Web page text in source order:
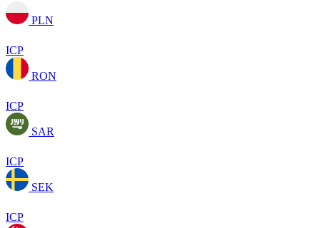
PLN
ICP
RON
ICP
SAR
ICP
SEK
ICP